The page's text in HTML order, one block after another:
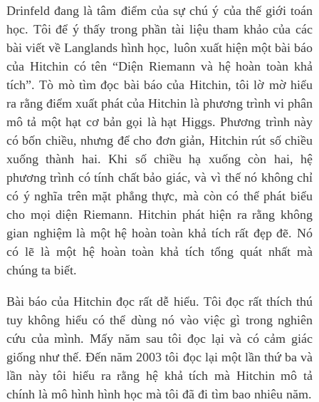
Drinfeld đang là tâm điểm của sự chú ý của thế giới toán
học. Tôi để ý thấy trong phần tài liệu tham khảo của các
bài viết về Langlands hình học, luôn xuất hiện một bài báo
của Hitchin có tên “Diện Riemann và hệ hoàn toàn khả
tích”. Tò mò tìm đọc bài báo của Hitchin, tôi lờ mờ hiểu
ra rằng điểm xuất phát của Hitchin là phương trình vi phân
mô tả một hạt cơ bản gọi là hạt Higgs. Phương trình này
có bốn chiều, nhưng để cho đơn giản, Hitchin rút số chiều
xuống thành hai. Khi số chiều hạ xuống còn hai, hệ
phương trình có tính chất bảo giác, và vì thế nó không chỉ
có ý nghĩa trên mặt phẳng thực, mà còn có thể phát biểu
cho mọi diện Riemann. Hitchin phát hiện ra rằng không
gian nghiệm là một hệ hoàn toàn khả tích rất đẹp đẽ. Nó
có lẽ là một hệ hoàn toàn khả tích tổng quát nhất mà
chúng ta biết.
Bài báo của Hitchin đọc rất dễ hiểu. Tôi đọc rất thích thú
tuy không hiểu có thể dùng nó vào việc gì trong nghiên
cứu của mình. Mấy năm sau tôi đọc lại và có cảm giác
giống như thế. Đến năm 2003 tôi đọc lại một lần thứ ba và
lần này tôi hiểu ra rằng hệ khả tích mà Hitchin mô tả
chính là mô hình hình học mà tôi đã đi tìm bao nhiêu năm.